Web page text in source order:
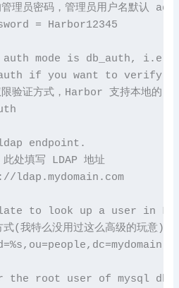
员密码，管理员用户名默认
= Harbor12345
mode is db_auth, i.e.
if you want to verify a
证方式，Harbor 支持本地的
endpoint.
处填写 LDAP 地址
ldap.mydomain.com
to look up a user in
(我特么没用过这么高级的玩意)
the root user of mysql